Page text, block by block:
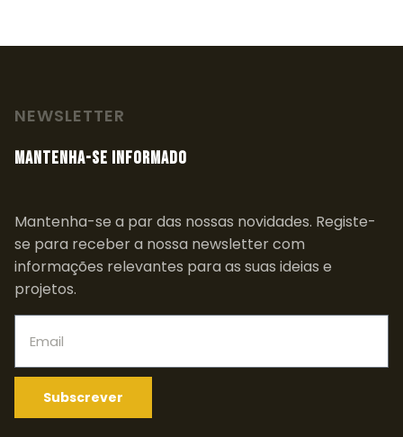
NEWSLETTER
MANTENHA-SE INFORMADO
Mantenha-se a par das nossas novidades. Registe-
se para receber a nossa newsletter com
informações relevantes para as suas ideias e
projetos.
Subscrever